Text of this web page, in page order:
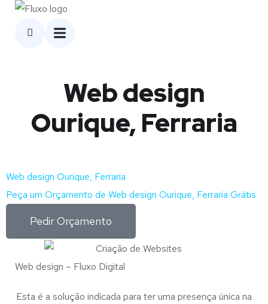
Web design
Ourique, Ferraria
Web design Ourique, Ferraria
Peça um Orçamento de Web design Ourique, Ferraria Grátis
Pedir Orçamento
Web design – Fluxo Digital
Esta é a solução indicada para ter uma presença única na